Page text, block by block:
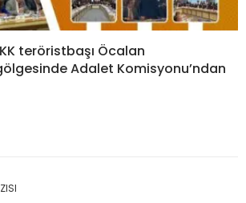
teröristbaşı Öcalan
Adalet Komisyonu’ndan